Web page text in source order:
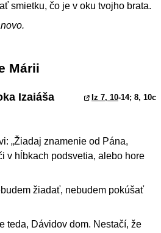
smietku, čo je v oku tvojho brata.
Márii
Izaiáša Iz 7, 10-14; 8, 10c
„Žiadaj znamenie od Pána,
v hĺbkach podsvetia, alebo hore
žiadať, nebudem pokúšať
teda, Dávidov dom. Nestačí, že